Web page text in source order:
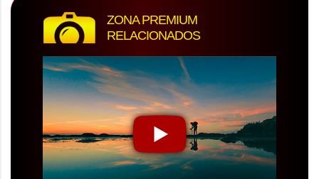
ZONA PREMIUM
RELACIONADOS